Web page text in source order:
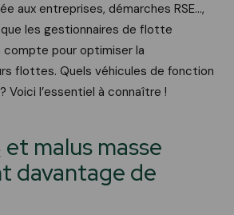
aux entreprises, démarches RSE...,
les gestionnaires de flotte
pour optimiser la
flottes. Quels véhicules de fonction
Voici l’essentiel à connaître !
et malus masse
davantage de